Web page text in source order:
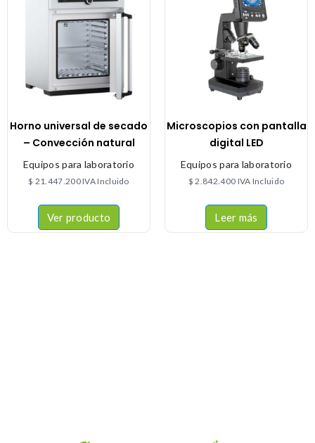
Horno universal de secado
– Convección natural
Equipos para laboratorio
$ 21.447.200IVA Incluido
Ver producto
Microscopios con pantalla
digital LED
Equipos para laboratorio
$ 2.842.400 IVA Incluido
Leer más